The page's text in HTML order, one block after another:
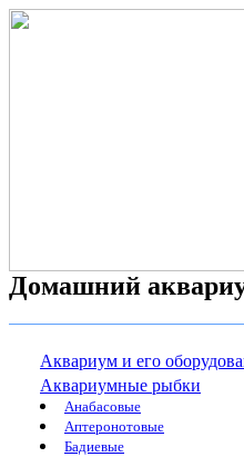
Домашний
Аквариум и его
Аквариумные рыбки
Анабасовые
Аптеронотовые
Бадиевые